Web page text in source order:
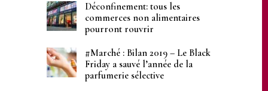
Déconfinement: tous les
commerces non alimentaires
pourront rouvrir
#Marché : Bilan 2019 – Le Black
Friday a sauvé l’année de la
parfumerie sélective